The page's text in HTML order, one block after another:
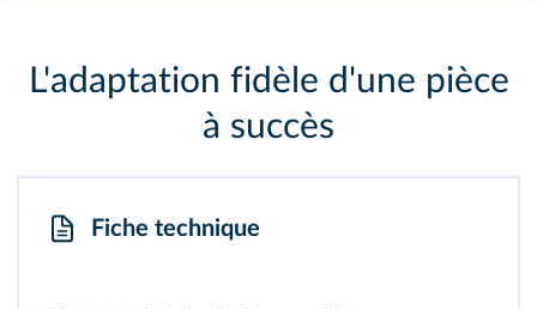
L'adaptation fidèle d'une pièce
à succès
Fiche technique